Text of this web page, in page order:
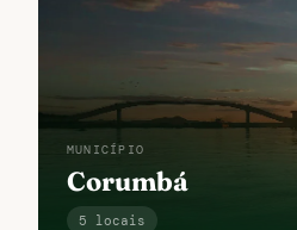
MUNICÍPIO
Corumbá
5 locais
MUNICÍPIO
Porto Murtinho